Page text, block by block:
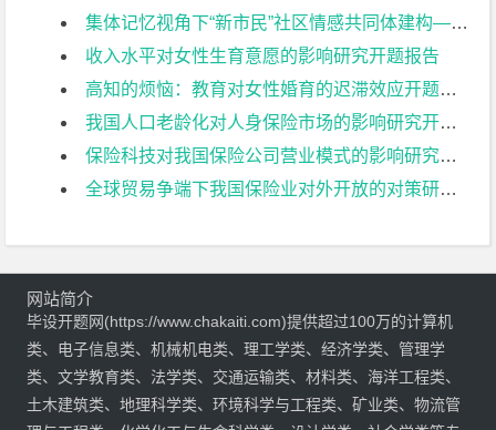
集体记忆视角下“新市民”社区情感共同体建构——以南京M街道为例开题报告
收入水平对女性生育意愿的影响研究开题报告
高知的烦恼：教育对女性婚育的迟滞效应开题报告
我国人口老龄化对人身保险市场的影响研究开题报告
保险科技对我国保险公司营业模式的影响研究开题报告
全球贸易争端下我国保险业对外开放的对策研究开题报告
网站简介
毕设开题网(https://www.chakaiti.com)提供超过100万的计算机
类、电子信息类、机械机电类、理工学类、经济学类、管理学
类、文学教育类、法学类、交通运输类、材料类、海洋工程类、
土木建筑类、地理科学类、环境科学与工程类、矿业类、物流管